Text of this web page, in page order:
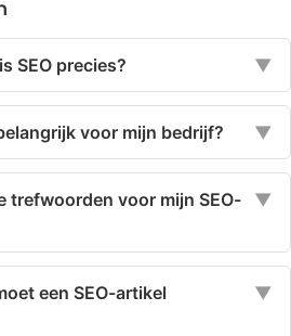
SEO precies? ▼
voor mijn bedrijf? ▼
trefwoorden voor mijn SEO-
▼
een SEO-artikel
▼